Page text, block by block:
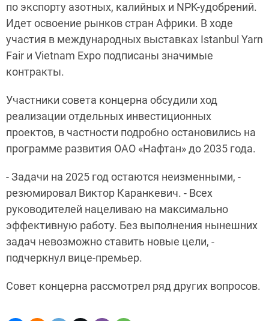
по экспорту азотных, калийных и NPK-удобрений.
Идет освоение рынков стран Африки. В ходе
участия в международных выставках Istanbul Yarn
Fair и Vietnam Expo подписаны значимые
контракты.
Участники совета концерна обсудили ход
реализации отдельных инвестиционных
проектов, в частности подробно остановились на
программе развития ОАО «Нафтан» до 2035 года.
- Задачи на 2025 год остаются неизменными, -
резюмировал Виктор Каранкевич. - Всех
руководителей нацеливаю на максимально
эффективную работу. Без выполнения нынешних
задач невозможно ставить новые цели, -
подчеркнул вице-премьер.
Совет концерна рассмотрел ряд других вопросов.